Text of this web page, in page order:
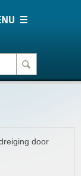
door